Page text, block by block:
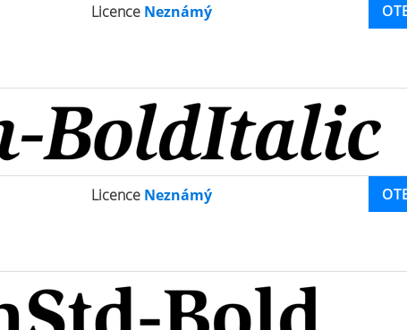
Licence Neznámý
Licence Neznámý